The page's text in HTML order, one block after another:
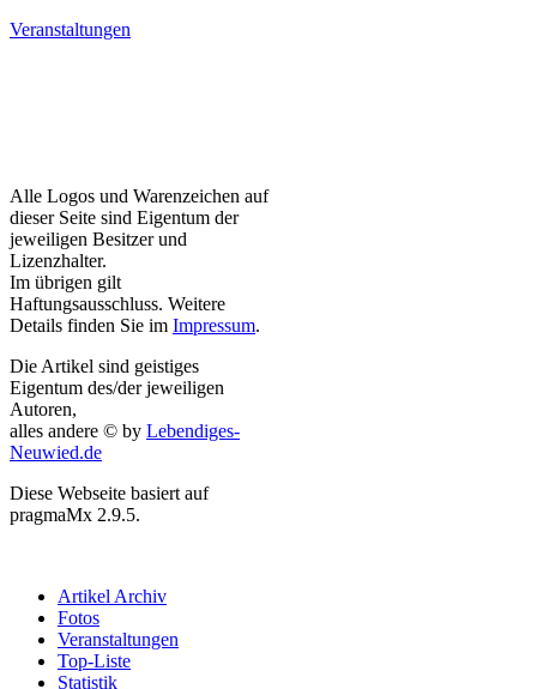
Veranstaltungen
Alle Logos und Warenzeichen auf
dieser Seite sind Eigentum der
jeweiligen Besitzer und
Lizenzhalter.
Im übrigen gilt
Haftungsausschluss. Weitere
Details finden Sie im Impressum.
Die Artikel sind geistiges
Eigentum des/der jeweiligen
Autoren,
alles andere © by Lebendiges-
Neuwied.de
Diese Webseite basiert auf
pragmaMx 2.9.5.
Artikel Archiv
Fotos
Veranstaltungen
Top-Liste
Statistik